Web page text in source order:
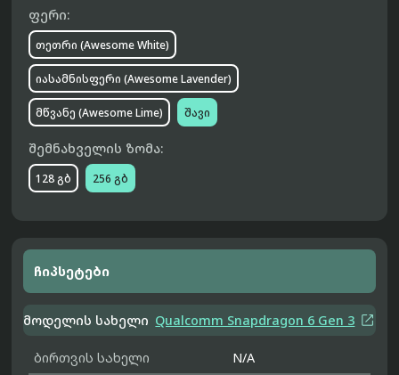
ფერი:
თეთრი (Awesome White)
იასამნისფერი (Awesome Lavender)
მწვანე (Awesome Lime) შავი
შემნახველის ზომა:
128 გბ 256 გბ
ჩიპსეტები
მოდელის სახელი Qualcomm Snapdragon 6 Gen 3 
ბირთვის სახელი
N/A